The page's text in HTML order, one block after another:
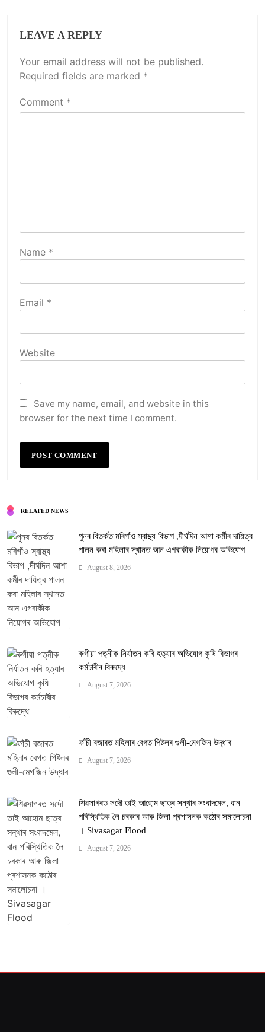
LEAVE A REPLY
Your email address will not be published.
Required fields are marked *
Comment *
Name *
Email *
Website
Save my name, email, and website in this
browser for the next time I comment.
RELATED NEWS
পুনৰ বিতৰ্কত মৰিগাঁও স্বাস্থ্য বিভাগ ,দীৰ্ঘদিন আশা কৰ্মীৰ দায়িত্ব
পালন কৰা মহিলাৰ স্থানত আন এগৰাকীক নিয়োগৰ অভিযোগ
August 8, 2026
ৰুগীয়া পত্নীক নিৰ্যাতন কৰি হত্যাৰ অভিযোগ কৃষি বিভাগৰ
কৰ্মচাৰীৰ বিৰুদ্ধে
August 7, 2026
ফাঁচী বজাৰত মহিলাৰ বেগত পিষ্টলৰ গুলী-মেগজিন উদ্ধাৰ
August 7, 2026
শিৱসাগৰত সদৌ তাই আহোম ছাত্ৰ সন্থাৰ সংবাদমেল, বান
পৰিস্থিতিক লৈ চৰকাৰ আৰু জিলা প্ৰশাসনক কঠোৰ সমালোচনা
। Sivasagar Flood
August 7, 2026